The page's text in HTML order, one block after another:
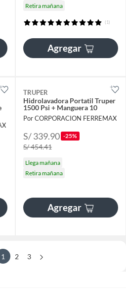
Retira mañana
(1)
Agregar
TRUPER
Hidrolavadora Portatil Truper
1500 Psi + Manguera 10
Por CORPORACION FERREMAX
S/ 339.90 -25%
S/ 454.41
Llega mañana
Retira mañana
Agregar
1 2 3